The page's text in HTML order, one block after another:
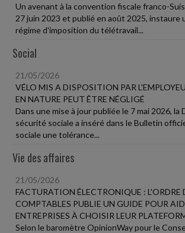
Un avenant à la convention fiscale franco-
27 juin 2023 et publié en août 2025, instaure
régime d'imposition du télétravail...
Social
21/05/2026
VÉLO MIS A DISPOSITION PAR
EN NATURE PEUT ÊTRE NÉGLIGÉ
Dans une mise à jour publiée le 7 mai 2026, la
sécurité sociale a inséré dans le Bulletin
sociale une tolérance...
Vie des affaires
21/05/2026
FACTURATION ÉLECTRONIQUE : L'ORDRE
COMPTABLES PUBLIE UN GUIDE POUR
ENTREPRISES À CHOISIR LEUR
Selon le baromètre OpinionWay pour le